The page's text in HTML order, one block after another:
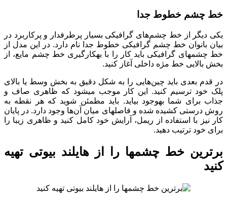
خط چشم خطوط جدا
یکی دیگر از خط چشم‌های گرافیکی بسیار پرطرفدار و پرکاربرد در
بیان بانوان خط چشم گرافیکی خطوط جدا نام دارد. در این مدل از
خط چشم‏های گرافیکی باید کار را با به‏کارگیری خط چشم مایع، از
بخش بالایی خط مژه داخلی آغاز کنید.
در قدم بعدی باید چین‌هایی را به شکل دقیق به بخش وسط یا بالای
پلک خود ترسیم کنید. این کار موجب می‎شود که ظاهری صاف و
جذاب برای شما به‏وجود بیاید. باید مطمئن شوید که هر نقطه به
روش درستی کشیده شده و فاصله‎ای میان آن‌ها وجود دارد. در پایان
کار نیز با استفاده از ریمل، آرایش خود کامل کنید و ظاهری زیبا را
برای خود ترتیب دهید.
برترین خط چشم‏ها را از هایلند بیوتی تهیه
کنید